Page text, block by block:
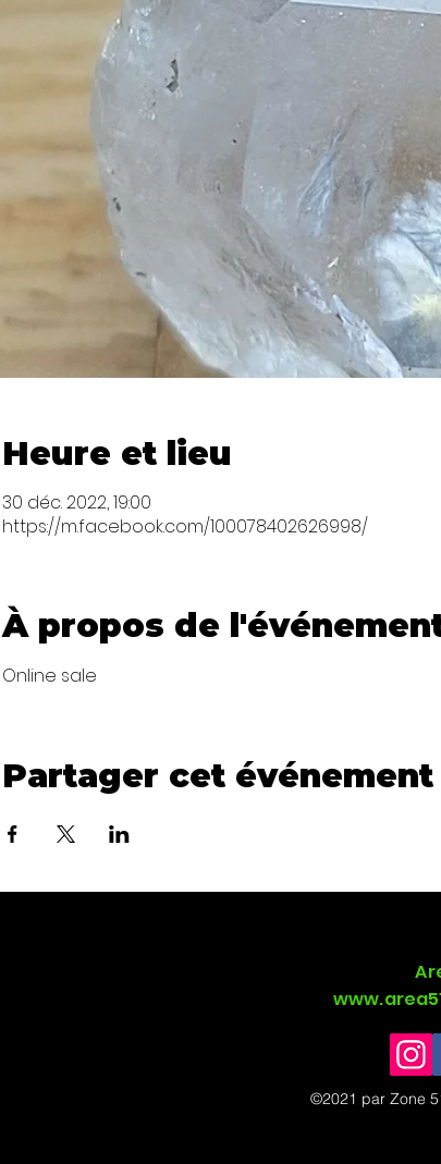
Heure et lieu
30 déc. 2022, 19:00
https://m.facebook.com/100078402626998/
À propos de
Online sale
Partager cet événement
©2021 par Zone